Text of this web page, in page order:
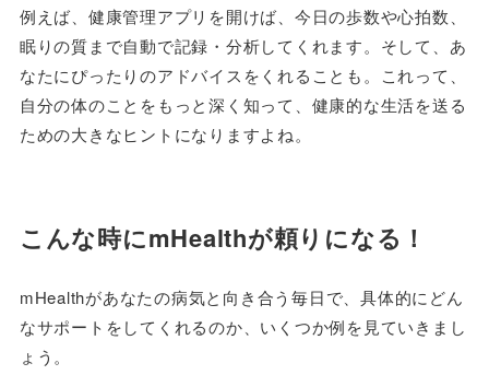
例えば、健康管理アプリを開けば、今日の歩数や心拍数、
眠りの質まで自動で記録・分析してくれます。そして、あ
なたにぴったりのアドバイスをくれることも。これって、
自分の体のことをもっと深く知って、健康的な生活を送る
ための大きなヒントになりますよね。
こんな時にmHealthが頼りになる！
mHealthがあなたの病気と向き合う毎日で、具体的にどん
なサポートをしてくれるのか、いくつか例を見ていきまし
ょう。